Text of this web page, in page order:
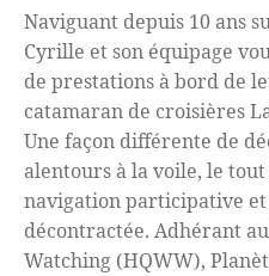
Naviguant depuis 10 ans
Cyrille et son équipage
de prestations à bord de
catamaran de croisières
Une façon différente de
alentours à la voile, le
navigation participative et
décontractée. Adhérant
Watching (HQWW),